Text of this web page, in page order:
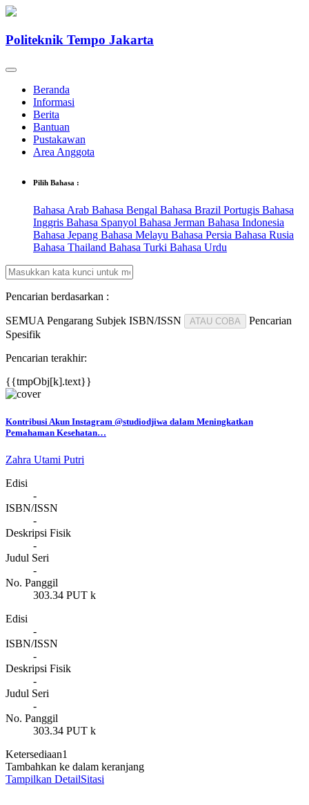
Politeknik Tempo Jakarta
Beranda
Informasi
Berita
Bantuan
Pustakawan
Area Anggota
Pilih Bahasa :
Bahasa Arab Bahasa Bengal Bahasa Brazil Portugis Bahasa
Inggris Bahasa Spanyol Bahasa Jerman Bahasa Indonesia
Bahasa Jepang Bahasa Melayu Bahasa Persia Bahasa Rusia
Bahasa Thailand Bahasa Turki Bahasa Urdu
Pencarian berdasarkan :
SEMUA Pengarang Subjek ISBN/ISSN ATAU COBA
Pencarian
Spesifik
Pencarian terakhir:
{{tmpObj[k].text}}
Kontribusi Akun Instagram @studiodjiwa dalam Meningkatkan
Pemahaman Kesehatan…
Zahra Utami Putri
Edisi
-
ISBN/ISSN
-
Deskripsi Fisik
-
Judul Seri
-
No. Panggil
303.34 PUT k
Edisi
-
ISBN/ISSN
-
Deskripsi Fisik
-
Judul Seri
-
No. Panggil
303.34 PUT k
Ketersediaan1
Tambahkan ke dalam keranjang
Tampilkan DetailSitasi